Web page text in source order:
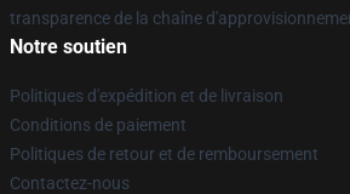
transparence de la chaîne
Notre soutien
Politiques d'expédition et de livraison
Conditions de paiement
Politiques de retour et de remboursement
Contactez-nous